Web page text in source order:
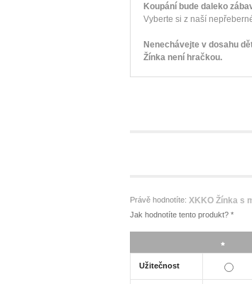
Koupání bude daleko
Vyberte si z naší
Nenechávejte v dosahu
Žínka není hračkou.
Právě hodnotíte: XKKO Žínka s
Jak hodnotíte tento produkt? *
Užitečnost